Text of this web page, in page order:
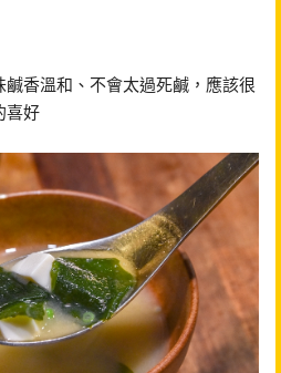
香溫和、不會太過死鹹，應該很
喜好